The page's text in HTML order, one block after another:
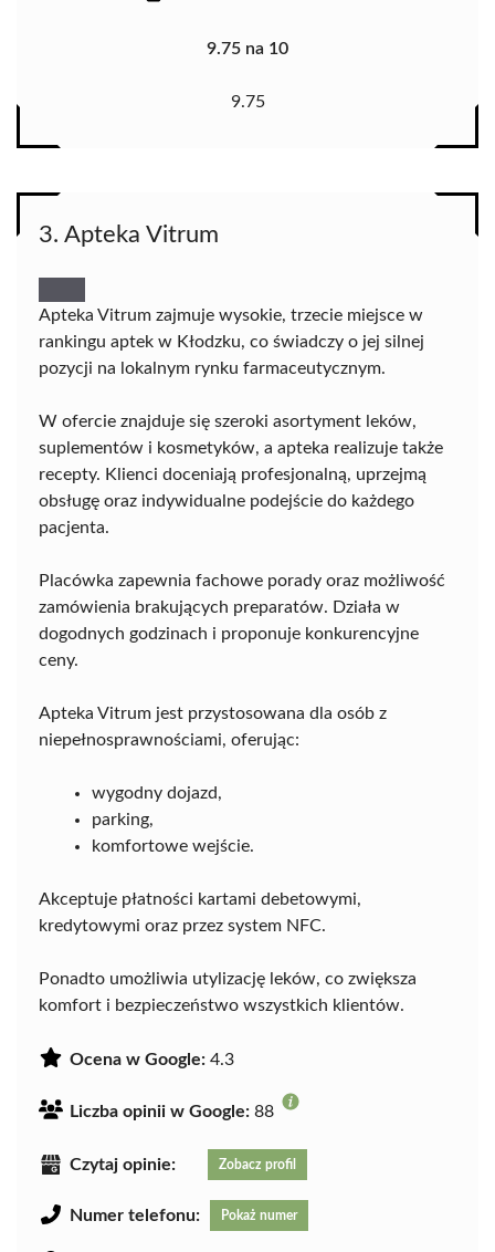
9.75 na 10
9.75
3. Apteka Vitrum
Apteka Vitrum zajmuje wysokie, trzecie miejsce w
rankingu aptek w Kłodzku, co świadczy o jej silnej
pozycji na lokalnym rynku farmaceutycznym.
W ofercie znajduje się szeroki asortyment leków,
suplementów i kosmetyków, a apteka realizuje także
recepty. Klienci doceniają profesjonalną, uprzejmą
obsługę oraz indywidualne podejście do każdego
pacjenta.
Placówka zapewnia fachowe porady oraz możliwość
zamówienia brakujących preparatów. Działa w
dogodnych godzinach i proponuje konkurencyjne
ceny.
Apteka Vitrum jest przystosowana dla osób z
niepełnosprawnościami, oferując:
wygodny dojazd,
parking,
komfortowe wejście.
Akceptuje płatności kartami debetowymi,
kredytowymi oraz przez system NFC.
Ponadto umożliwia utylizację leków, co zwiększa
komfort i bezpieczeństwo wszystkich klientów.
Ocena w Google: 4.3
Liczba opinii w Google: 88
Czytaj opinie: Zobacz profil
Numer telefonu: Pokaż numer